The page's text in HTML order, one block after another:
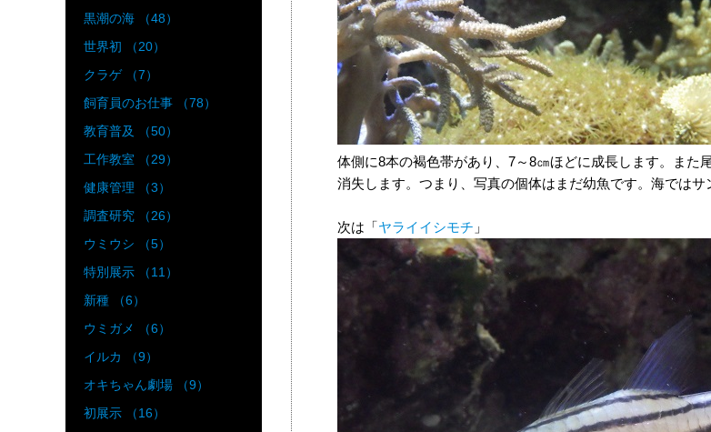
体側に8本の褐色帯があり、7～8㎝ほどに成長します。ま
消失します。つまり、写真の個体はまだ幼魚です。海では
次は「ヤライイシモチ 」
黒潮の海 （48）
世界初 （20）
クラゲ （7）
飼育員のお仕事 （78）
教育普及 （50）
工作教室 （29）
健康管理 （3）
調査研究 （26）
ウミウシ （5）
特別展示 （11）
新種 （6）
ウミガメ （6）
イルカ （9）
オキちゃん劇場 （9）
初展示 （16）